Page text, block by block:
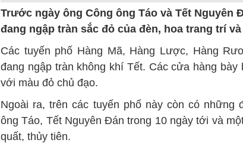
Trước ngày ông Công ông Táo và Tết Nguyên
đang ngập tràn sắc đỏ của đèn, hoa trang trí
Các tuyến phố Hàng Mã, Hàng Lược, Hàng
đang ngập tràn không khí Tết. Các cửa hàng bày
với màu đỏ chủ đạo.
Ngoài ra, trên các tuyến phố này còn có những
ông Táo, Tết Nguyên Đán trong 10 ngày tới và
quất, thủy tiên.